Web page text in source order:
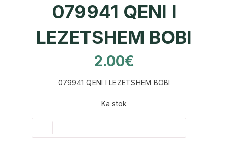
079941 QENI I
LEZETSHEM BOBI
2.00€
079941 QENI I LEZETSHEM BOBI
Ka stok
- +